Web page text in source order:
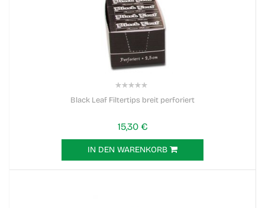
Black Leaf Filtertips breit perforiert
15,30 €
IN DEN WARENKORB